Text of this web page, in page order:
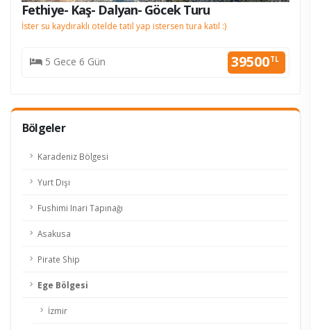
Bölgeler
Karadeniz Bölgesi
Yurt Dışı
Fushimi Inari Tapınağı
Asakusa
Pirate Ship
Ege Bölgesi
İzmir
Fethiye- Kaş- Dalyan- Göcek Turu
İster su kaydıraklı otelde tatil yap istersen tura katıl :)
5 Gece 6 Gün 39500TL